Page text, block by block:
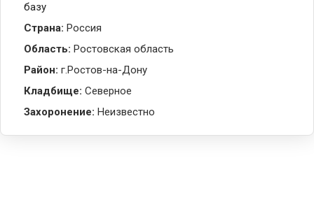
базу
Страна: Россия
Область: Ростовская область
Район: г.Ростов-на-Дону
Кладбище: Северное
Захоронение: Неизвестно